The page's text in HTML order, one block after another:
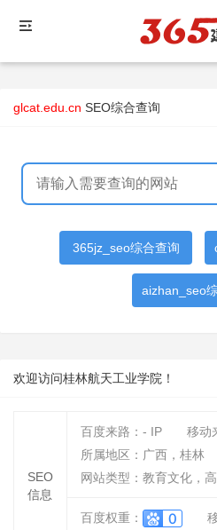
glcat.edu.cn SEO综合查询
365jz_seo综合查询
aizhan_seo
欢迎访问桂林航天工业学院！
SEO
信息
百度来路： - IP 移动
所属地区：广西，桂林
网站类型：教育文化，
百度权重：